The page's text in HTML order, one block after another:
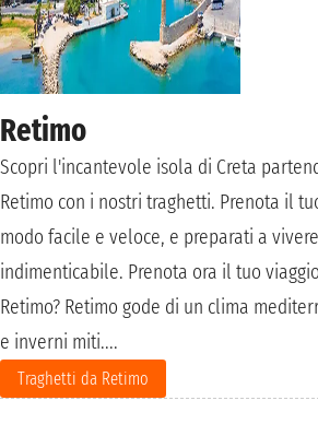
Retimo
Scopri l'incantevole isola di Creta
Retimo con i nostri traghetti. Prenota il
modo facile e veloce, e preparati a
indimenticabile. Prenota ora il tuo
Retimo? Retimo gode di un clima
e inverni miti....
Traghetti da Retimo